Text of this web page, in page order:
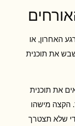
האחרון, או
את תוכנית
את תוכנית
הקצה מישהו
שלא תצטרך